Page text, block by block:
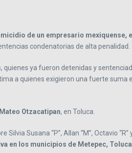
de un empresario mexiquense,
condenatorias de alta penalidad.
ya fueron detenidas y
a quienes exigieron una fuerte suma
Otzacatipan, en Toluca.
Susana “P”, Allan “M”, Octavio “R”
en los municipios de Metepec,